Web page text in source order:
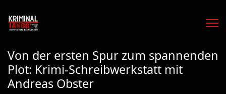
Von der ersten Spur zum spannenden
Plot: Krimi-Schreibwerkstatt mit
Andreas Obster